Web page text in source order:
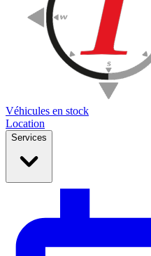
Véhicules en stock
Location
Services